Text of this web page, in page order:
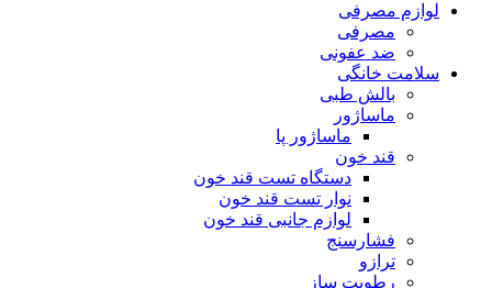
لوازم مصرفی
مصرفی
ضد عفونی
سلامت خانگی
بالش طبی
ماساژور
ماساژور پا
قند خون
دستگاه تست قند خون
نوار تست قند خون
لوازم جانبی قند خون
فشارسنج
ترازو
رطوبت ساز